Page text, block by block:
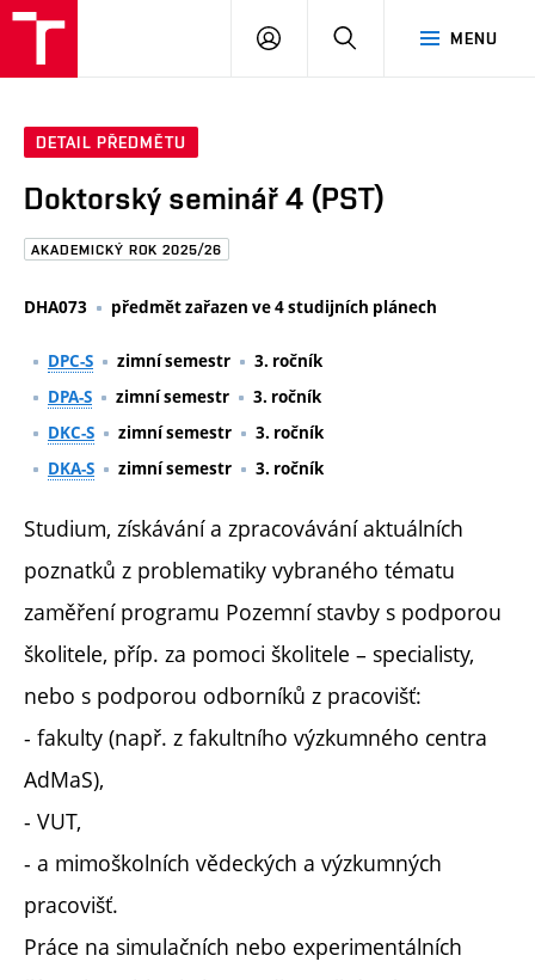
Brno
MENU
PŘIHLÁSIT
DETAIL PŘEDMĚTU
Doktorský seminář 4 (PST)
AKADEMICKÝ ROK 2025/26
DHA073 předmět zařazen ve 4 studijních plánech
DPC-S zimní semestr
3. ročník
DPA-S
zimní semestr
3. ročník
DKC-S
zimní semestr
3. ročník
DKA-S
zimní semestr 3. ročník
Studium, získávání a zpracovávání aktuálních
poznatků z problematiky vybraného tématu
zaměření programu Pozemní stavby s podporou
školitele, příp. za pomoci školitele – specialisty,
nebo s podporou odborníků z pracovišť:
- fakulty (např. z fakultního výzkumného centra
AdMaS),
- VUT,
- a mimoškolních vědeckých a výzkumných
pracovišť.
Práce na simulačních nebo experimentálních